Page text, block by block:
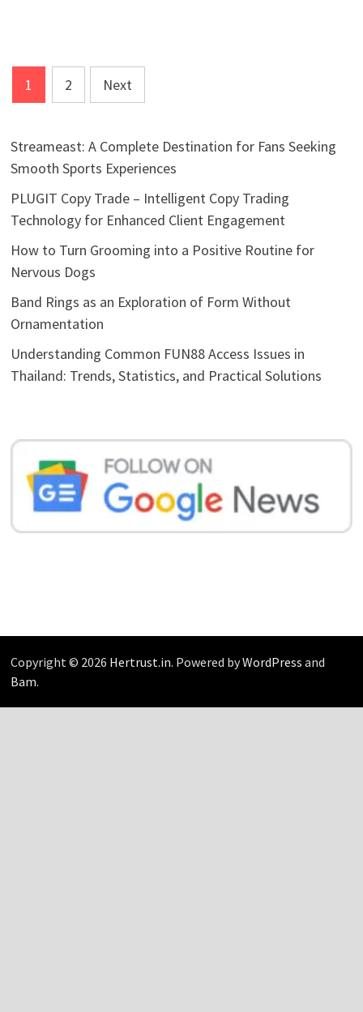
Posts
pagination
1 2 Next
Streameast: A Complete Destination for Fans Seeking
Smooth Sports Experiences
PLUGIT Copy Trade – Intelligent Copy Trading
Technology for Enhanced Client Engagement
How to Turn Grooming into a Positive Routine for
Nervous Dogs
Band Rings as an Exploration of Form Without
Ornamentation
Understanding Common FUN88 Access Issues in
Thailand: Trends, Statistics, and Practical Solutions
Copyright © 2026 Hertrust.in. Powered byWordPress and
Bam.